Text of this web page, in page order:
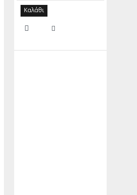
Καλάθι